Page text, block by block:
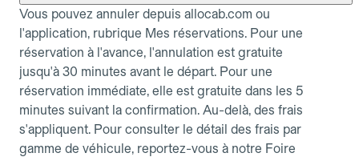
Vous pouvez annuler depuis allocab.com ou
l'application, rubrique Mes réservations. Pour une
réservation à l'avance, l'annulation est gratuite
jusqu'à 30 minutes avant le départ. Pour une
réservation immédiate, elle est gratuite dans les 5
minutes suivant la confirmation. Au-delà, des frais
s'appliquent. Pour consulter le détail des frais par
gamme de véhicule, reportez-vous à notre Foire